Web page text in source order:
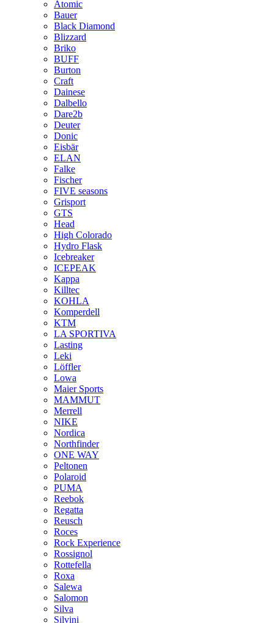
Atomic
Bauer
Black Diamond
Blizzard
Briko
BUFF
Burton
Craft
Dainese
Dalbello
Dare2b
Deuter
Donic
Eisbär
ELAN
Falke
Fischer
FIVE seasons
Grisport
GTS
Head
High Colorado
Hydro Flask
Icebreaker
ICEPEAK
Kappa
Killtec
KOHLA
Komperdell
KTM
LA SPORTIVA
Lasting
Leki
Löffler
Lowa
Maier Sports
MAMMUT
Merrell
NIKE
Nordica
Northfinder
ONE WAY
Peltonen
Polaroid
PUMA
Reebok
Regatta
Reusch
Roces
Rock Experience
Rossignol
Rottefella
Roxa
Salewa
Salomon
Silva
Silvini